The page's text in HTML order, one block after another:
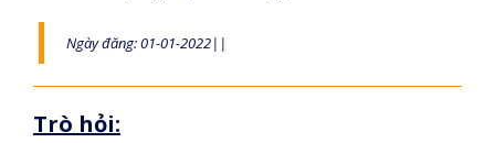
Ngày đăng: 01-01-2022||
Trò hỏi: